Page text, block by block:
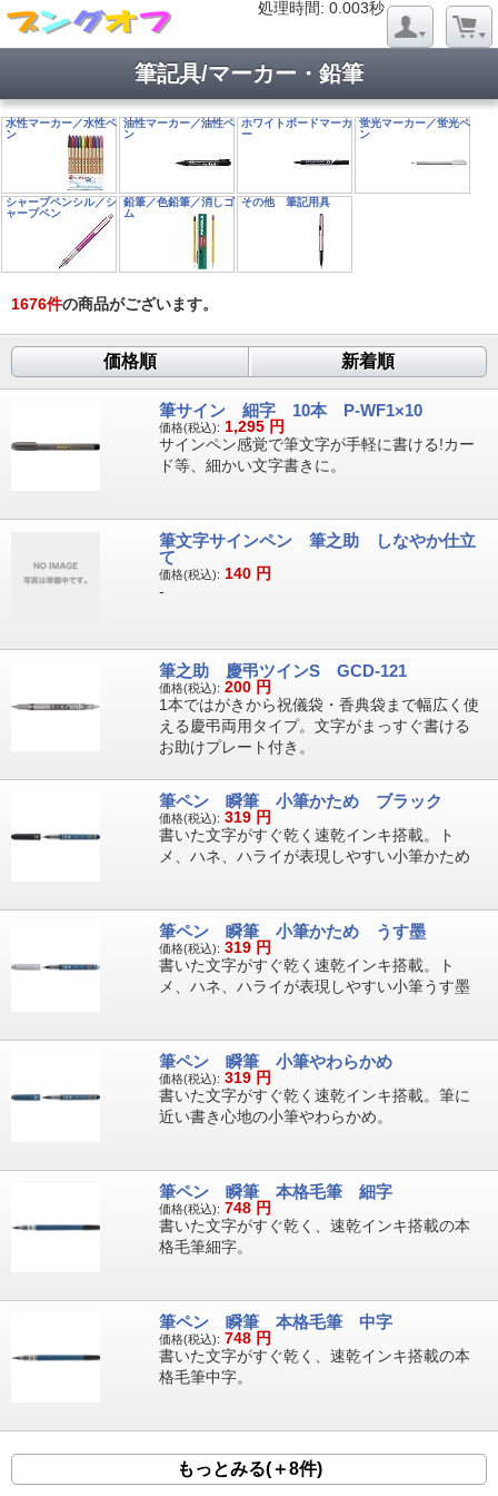
処理時間: 0.003秒
筆記具/マーカー・鉛筆
水性マーカー／水性ペ
ン
油性マーカー／油性ペ
ン
ホワイトボードマーカ
ー
蛍光マーカー／蛍光ペ
ン
シャープペンシル／シ
ャープペン
鉛筆／色鉛筆／消しゴ
ム
その他 筆記用具
1676件の商品がございます。
価格順 新着順
筆サイン 細字 10本 P-WF1×10
価格(税込): 1,295 円
サインペン感覚で筆文字が手軽に書ける!カー
ド等、細かい文字書きに。
筆文字サインペン 筆之助 しなやか仕立
て
価格(税込): 140 円
-
筆之助 慶弔ツインS GCD-121
価格(税込): 200 円
1本ではがきから祝儀袋・香典袋まで幅広く使
える慶弔両用タイプ。文字がまっすぐ書ける
お助けプレート付き。
筆ペン 瞬筆 小筆かため ブラック
価格(税込): 319 円
書いた文字がすぐ乾く速乾インキ搭載。ト
メ、ハネ、ハライが表現しやすい小筆かため
筆ペン 瞬筆 小筆かため うす墨
価格(税込): 319 円
書いた文字がすぐ乾く速乾インキ搭載。ト
メ、ハネ、ハライが表現しやすい小筆うす墨
筆ペン 瞬筆 小筆やわらかめ
価格(税込): 319 円
書いた文字がすぐ乾く速乾インキ搭載。筆に
近い書き心地の小筆やわらかめ。
筆ペン 瞬筆 本格毛筆 細字
価格(税込): 748 円
書いた文字がすぐ乾く、速乾インキ搭載の本
格毛筆細字。
筆ペン 瞬筆 本格毛筆 中字
価格(税込): 748 円
書いた文字がすぐ乾く、速乾インキ搭載の本
格毛筆中字。
もっとみる(＋8件)
処理時間: 0.020秒